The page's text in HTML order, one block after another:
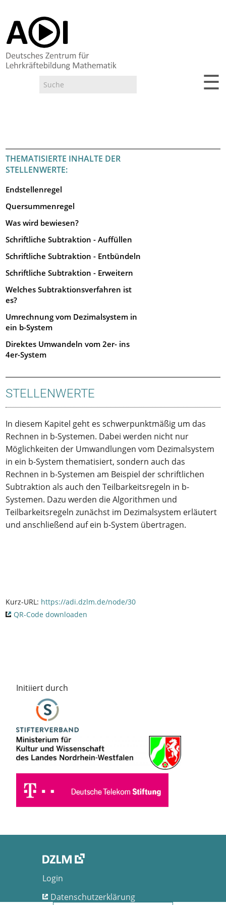
Suche ☰
THEMATISIERTE INHALTE DER
STELLENWERTE:
Endstellenregel
Quersummenregel
Was wird bewiesen?
Schriftliche Subtraktion - Auffüllen
Schriftliche Subtraktion - Entbündeln
Schriftliche Subtraktion - Erweitern
Welches Subtraktionsverfahren ist
es?
Umrechnung vom Dezimalsystem in
ein b-System
Direktes Umwandeln vom 2er- ins
4er-System
STELLENWERTE
In diesem Kapitel geht es schwerpunktmäßig um das
Rechnen in b-Systemen. Dabei werden nicht nur
Möglichkeiten der Umwandlungen vom Dezimalsystem
in ein b-System thematisiert, sondern auch das
Rechnen in b-Systemen am Beispiel der schriftlichen
Subtraktion als auch den Teilbarkeitsregeln in b-
Systemen. Dazu werden die Algorithmen und
Teilbarkeitsregeln zunächst im Dezimalsystem erläutert
und anschließend auf ein b-System übertragen.
Kurz-URL: https://adi.dzlm.de/node/30
QR-Code downloaden
Initiiert durch
Login
Datenschutzerklärung